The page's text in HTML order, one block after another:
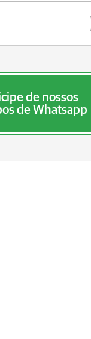
de nossos
de Whatsapp